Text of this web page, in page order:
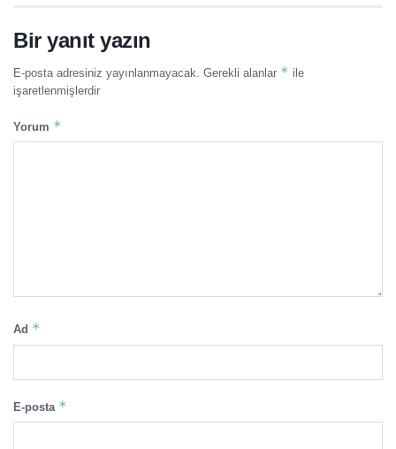
Bir yanıt yazın
E-posta adresiniz yayınlanmayacak. Gerekli alanlar * ile
işaretlenmişlerdir
Yorum *
Ad *
E-posta *